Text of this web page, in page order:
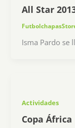
All Star
Isma Pardo se
Actividades
Copa África